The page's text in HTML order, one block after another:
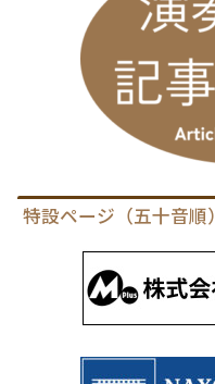
特設ページ（五十音順）